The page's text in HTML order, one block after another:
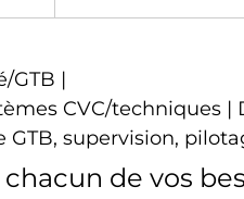
GTB |
CVC/techniques
GTB, supervision,
de vos